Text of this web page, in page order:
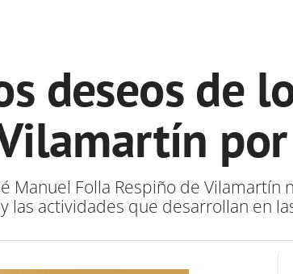
deseos de
Manuel Folla Respiño de Vilamartín
las actividades que desarrollan en